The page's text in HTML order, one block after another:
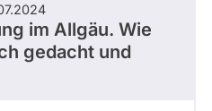
im Allgäu. Wie
gedacht und